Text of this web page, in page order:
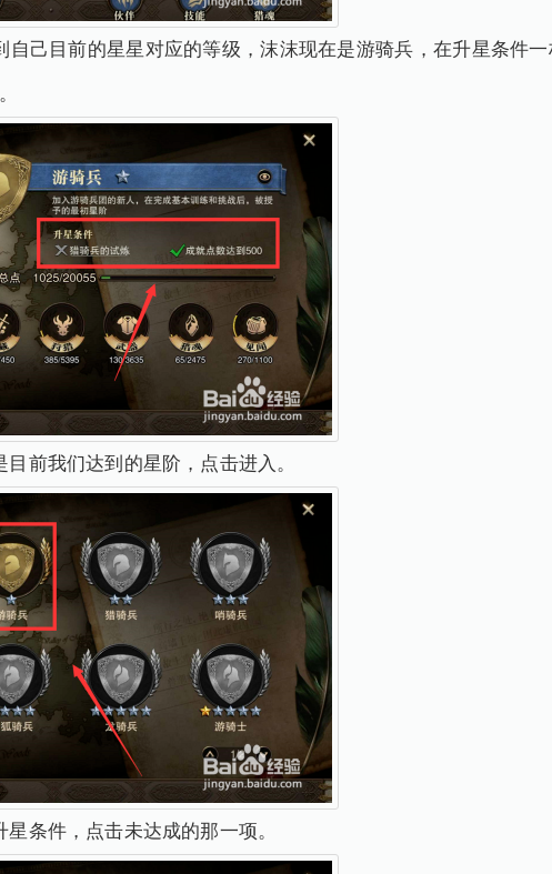
自己目前的星星对应的等级，沫沫现在是游骑兵，在升星条件
前我们达到的星阶，点击进入。
条件，点击未达成的那一项。